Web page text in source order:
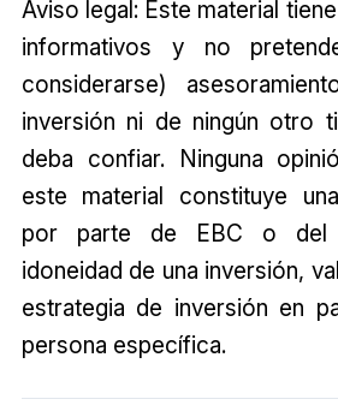
Aviso legal: Este material
informativos y no
considerarse)
inversión ni de ningún otro
deba confiar. Ninguna
este material constituye
por parte de EBC o del
idoneidad de una inversión,
estrategia de inversión en
persona específica.